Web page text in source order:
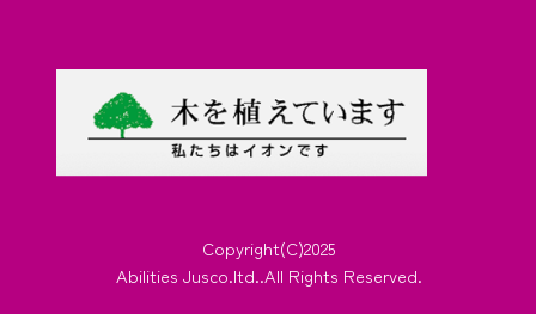
Copyright(C)2025
Abilities Jusco.ltd..All Rights Reserved.